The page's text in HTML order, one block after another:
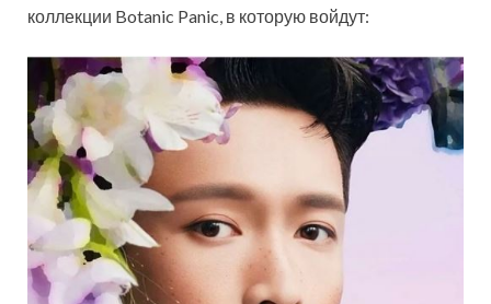
коллекции Botanic Panic, в которую войдут: